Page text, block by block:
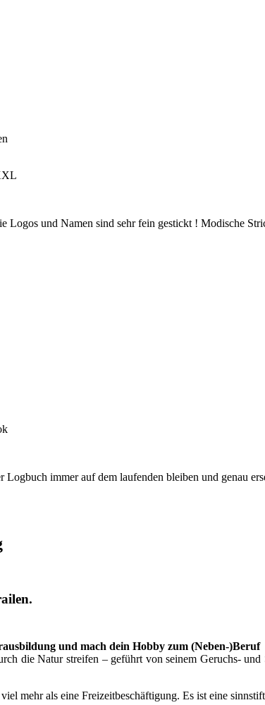
Logos und Namen sind sehr fein gestickt ! Modische
Logbuch immer auf dem laufenden bleiben und genau
und mach dein Hobby zum (Neben-)Beruf
die Natur streifen – geführt von seinem Geruchs-
mehr als eine Freizeitbeschäftigung. Es ist eine